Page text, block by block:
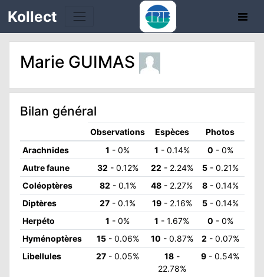
Kollect
Marie GUIMAS
Bilan général
Observations Espèces
Photos
Arachnides
1 - 0% 1 - 0.14% 0 - 0%
Autre faune
32 - 0.12% 22 - 2.24% 5- 0.21%
Coléoptères
82 - 0.1% 48 - 2.27% 8- 0.14%
Diptères
27 - 0.1% 19- 2.16% 5- 0.14%
Herpéto
1 - 0% 1 - 1.67% 0 - 0%
Hyménoptères
15- 0.06% 10 - 0.87% 2 - 0.07%
Libellules
27 - 0.05% 18-
22.78%
9 - 0.54%